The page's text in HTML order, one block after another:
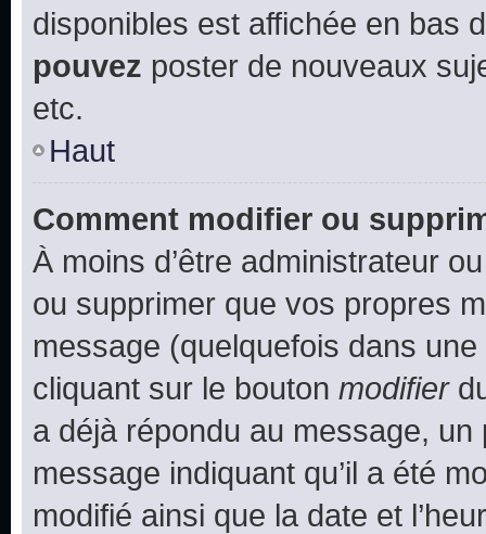
disponibles est affichée en bas
pouvez poster de nouveaux
etc.
Haut
Comment modifier ou
À moins d’être administrateur
ou supprimer que vos propres
message (quelquefois dans
cliquant sur le bouton modifier
a déjà répondu au message, un
message indiquant qu’il a été
modifié ainsi que la date et